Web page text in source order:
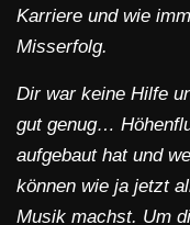
Karriere und wie
Misserfolg.
Dir war keine Hilfe
gut genug…
aufgebaut hat und
können wie ja jetzt
Musik machst. Um